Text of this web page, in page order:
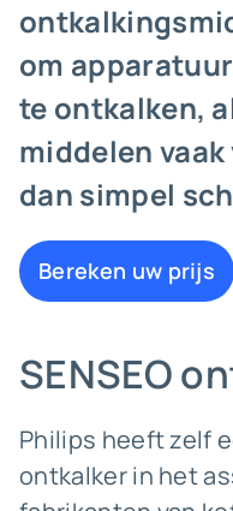
om apparatuur
te ontkalken,
middelen
dan simpel
Bereken uw prijs
SENSEO
Philips heeft zelf
ontkalker in het